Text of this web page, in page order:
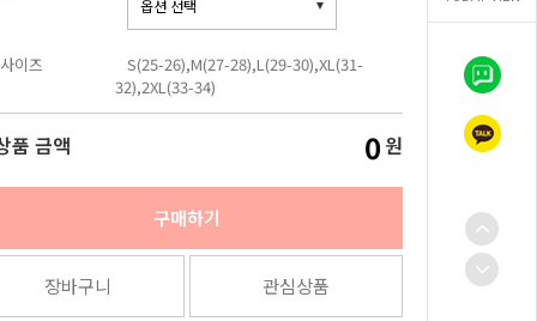
이즈
S(25-26),M(27-28),L(29-30),XL(31-
32),2XL(33-34)
품 금액 0 원
구매하기
장바구니 관심상품